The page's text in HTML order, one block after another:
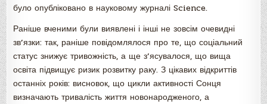
було опубліковано в науковому журналі Science.
Раніше вченими були виявлені і інші не зовсім очевидні
зв’язки: так, раніше повідомлялося про те, що соціальний
статус знижує тривожність, а ще з’ясувалося, що вища
освіта підвищує ризик розвитку раку. З цікавих відкриттів
останніх років: висновок, що цикли активності Сонця
визначають тривалість життя новонародженого, а